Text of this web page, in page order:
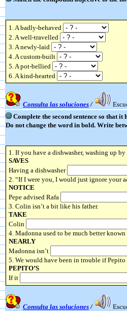
1. A badly-behaved
2. A well-travelled
3. A newly-laid
4. A custom-built
5. A pot-bellied
6. A kind-hearted
Consulta las soluciones/
Complete the second sentence so that
Do not change the word in bold. Write
1. If you have a dishwasher, washing up by
SAVES
Having a dishwasher
2. “If I were you, I would just ignore your
NOTICE
Pepe advised Rafa
3. Colin isn’t a bit like his father.
TAKE
Colin
4. Madonna used to be much better known
NEARLY
Madonna isn’t
5. We would have been in trouble if
PEPITO’S
If it
Consulta las soluciones/